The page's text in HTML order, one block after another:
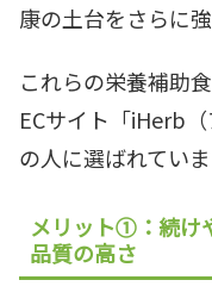
康の土台をさらに
これらの栄養補助
ECサイト「iHerb
の人に選ばれていま
メリット①：続け
品質の高さ